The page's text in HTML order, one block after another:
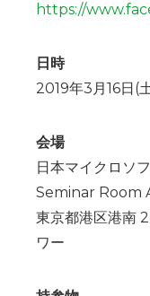
https://
日時
2019年3月16日(
会場
日本マイクロソ
Seminar Room
東京都港区港南
ワー